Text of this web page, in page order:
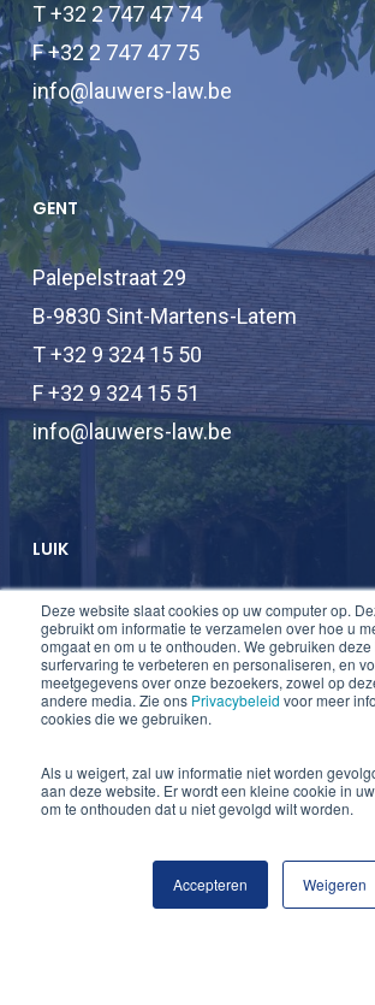
Deze website slaat cookies op uw computer op.
gebruikt om informatie te verzamelen over hoe u
omgaat en om u te onthouden. We gebruiken
surfervaring te verbeteren en personaliseren, en
meetgegevens over onze bezoekers, zowel op
andere media. Zie ons Privacybeleid voor meer
cookies die we gebruiken.
Als u weigert, zal uw informatie niet worden
aan deze website. Er wordt een kleine cookie in
om te onthouden dat u niet gevolgd wilt worden.
Accepteren Weigeren
T +32 2 747 47 74
F +32 2 747 47 75
info@lauwers-law.be
GENT
Palepelstraat 29
B-9830 Sint-Martens-Latem
T +32 9 324 15 50
F +32 9 324 15 51
info@lauwers-law.be
LUIK
T +32 2 747 47 74
F +32 2 747 47 75
info@lauwers-law.be
© 2026 Lauwers Law.